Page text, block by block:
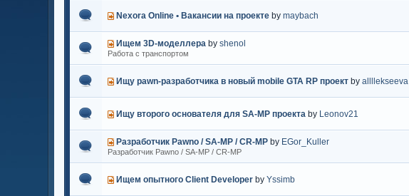
Nexora Online • Вакансии на проекте bymaybach
Ищем 3D-моделлера byshenol
Работа с транспортом
Ищу pawn-разработчика в новый mobile GTA RP проект byallllekseeva
Ищу второго основателя для SA-MP проекта by Leonov21
Разработчик Pawno / SA-MP / CR-MP by EGor_Kuller
Разработчик Pawno / SA-MP / CR-MP
Ищем опытного Client Developer byYssimb